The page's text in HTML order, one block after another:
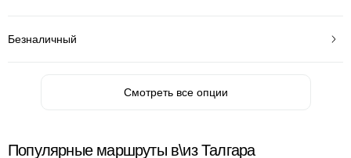
Безналичный
Смотреть все опции
Популярные маршруты в\из Талгара